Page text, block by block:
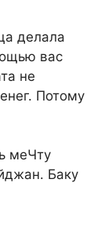
делала
вас
не
Потому
меЧту
Баку